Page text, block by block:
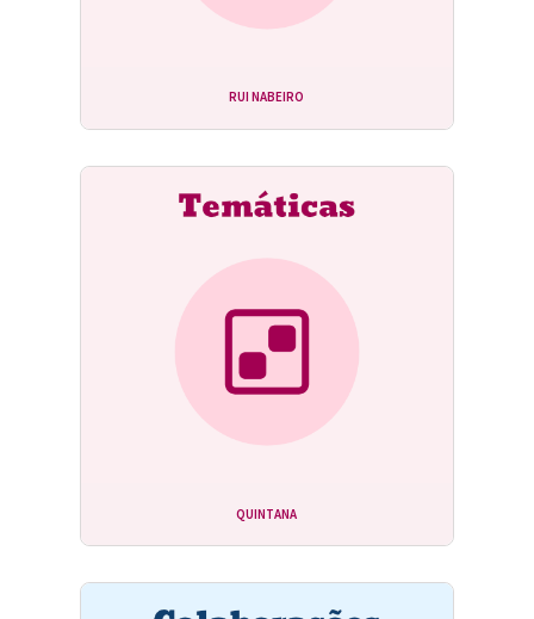
RUI NABEIRO
QUINTANA